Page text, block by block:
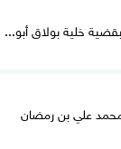
علي بن رمضان